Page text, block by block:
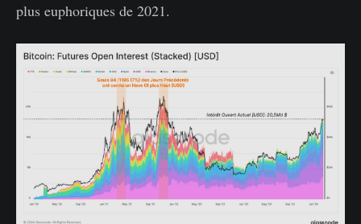
plus euphoriques de 2021.